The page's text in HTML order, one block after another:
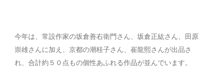
今年は、常設作家の坂倉善右衛門さん、坂倉正紘さん、田原
崇雄さんに加え、京都の潮桂子さん、崔龍熙さんが出品さ
れ、合計約５０点もの個性あふれる作品が並んでいます。